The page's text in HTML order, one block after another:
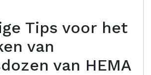
Tips voor het
van
van HEMA